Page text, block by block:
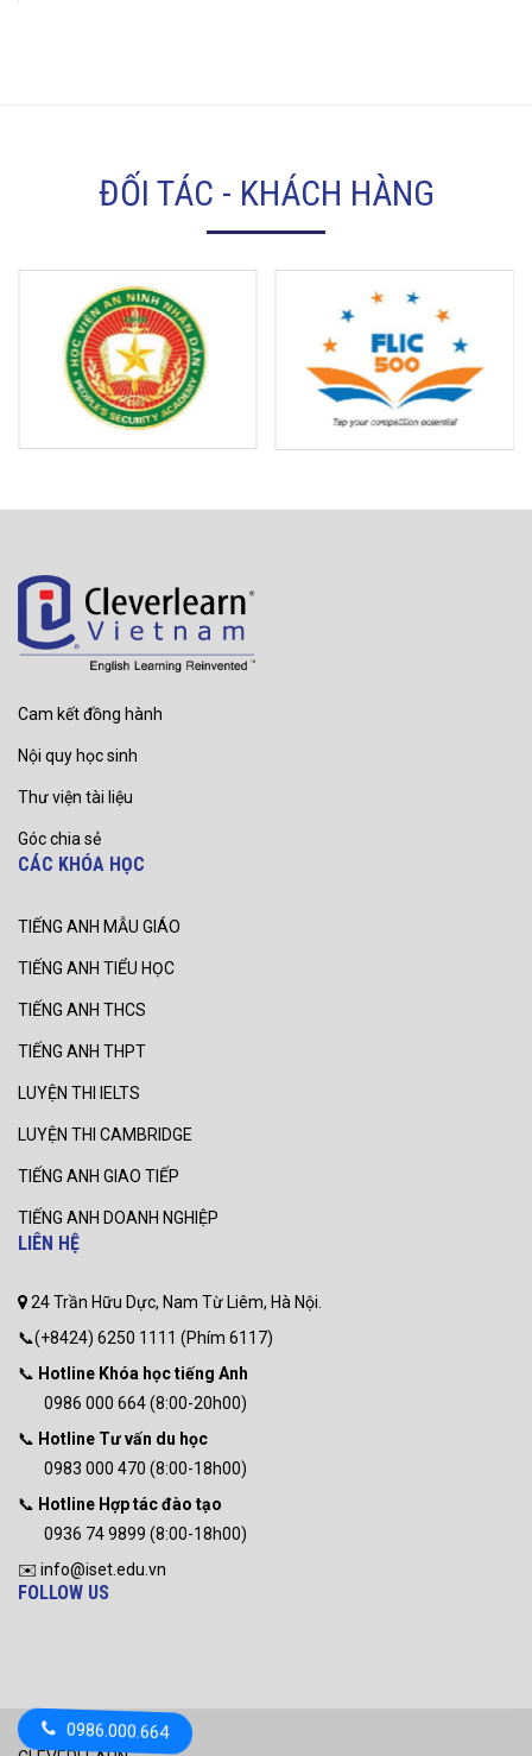
ĐỐI TÁC - KHÁCH HÀNG
Cam kết đồng hành
Nội quy học sinh
Thư viện tài liệu
Góc chia sẻ
CÁC KHÓA HỌC
TIẾNG ANH MẪU GIÁO
TIẾNG ANH TIỂU HỌC
TIẾNG ANH THCS
TIẾNG ANH THPT
LUYỆN THI IELTS
LUYỆN THI CAMBRIDGE
TIẾNG ANH GIAO TIẾP
TIẾNG ANH DOANH NGHIỆP
LIÊN HỆ
24 Trần Hữu Dực, Nam Từ Liêm, Hà Nội.
📞(+8424) 6250 1111 (Phím 6117)
📞 Hotline Khóa học tiếng Anh
0986 000 664 (8:00-20h00)
📞 Hotline Tư vấn du học
0983 000 470 (8:00-18h00)
📞 Hotline Hợp tác đào tạo
0936 74 9899 (8:00-18h00)
✉️ info@iset.edu.vn
FOLLOW US
0986.000.664